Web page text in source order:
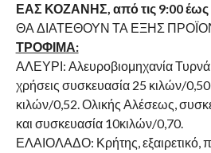
ΕΑΣ ΚΟΖΑΝΗΣ, από τις 9:00 έως
ΘΑ ΔΙΑΤΕΘΟΥΝ ΤΑ ΕΞΗΣ
ΤΡΟΦΙΜΑ:
ΑΛΕΥΡΙ: Αλευροβιομηχανία
χρήσεις συσκευασία 25 κιλών/
κιλών/0,52. Ολικής Αλέσεως,
και συσκευασία 10κιλών/0,70.
ΕΛΑΙΟΛΑΔΟ: Κρήτης, εξαιρετικό,